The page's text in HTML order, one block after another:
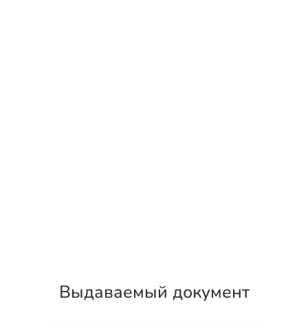
Выдаваемый документ